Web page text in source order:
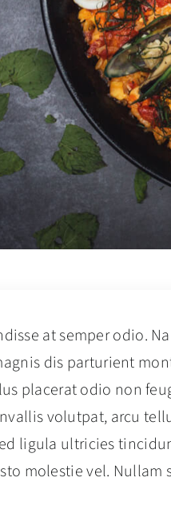
at semper odio.
dis parturient
placerat odio non
volutpat, arcu
ligula ultricies
molestie vel.